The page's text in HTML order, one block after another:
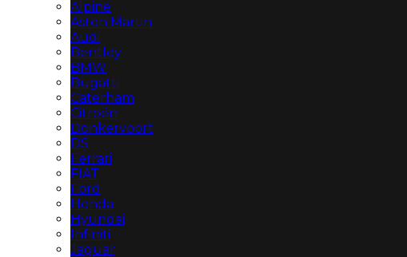
Alpine
Aston Martin
Audi
Bentley
BMW
Bugatti
Caterham
Citroën
Donkervoort
DS
Ferrari
FIAT
Ford
Honda
Hyundai
Infiniti
Jaguar